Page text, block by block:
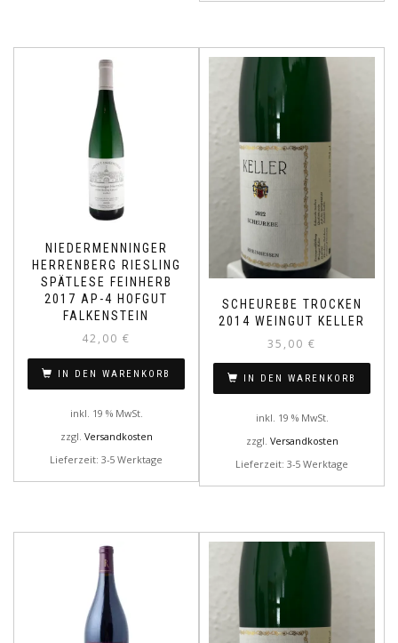
NIEDERMENNINGER
HERRENBERG RIESLING
SPÄTLESE FEINHERB
2017 AP-4 HOFGUT
FALKENSTEIN
42,00 €
IN DEN WARENKORB
inkl. 19 % MwSt.
zzgl. Versandkosten
Lieferzeit: 3-5 Werktage
SCHEUREBE TROCKEN
2014 WEINGUT KELLER
35,00 €
IN DEN WARENKORB
inkl. 19 % MwSt.
zzgl. Versandkosten
Lieferzeit: 3-5 Werktage